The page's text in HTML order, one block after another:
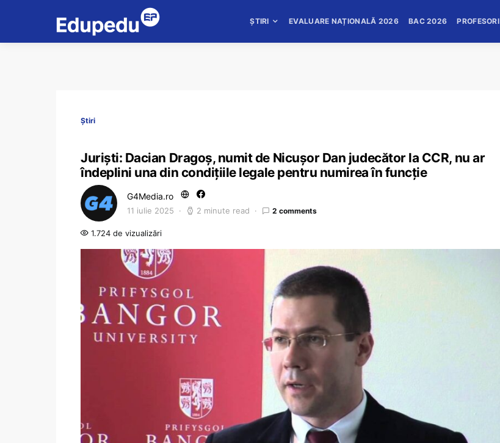
ȘTIRI EVALUARE NAȚIONALĂ 2026 BAC 2026 PROFESORI
Știri
Juriști: Dacian Dragoș, numit de Nicușor Dan judecător la CCR, nu ar
îndeplini una din condițiile legale pentru numirea în funcție
G4Media.ro
11 iulie 2025 2 minute read 2 comments
1.724 de vizualizări